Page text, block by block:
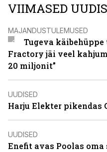
VIIMASED
MAJANDUSTULEMUSED
Tugeva
Fractory jäi veel
20 miljonit”
UUDISED
Harju Elekter pikendas
UUDISED
Enefit avas Poolas